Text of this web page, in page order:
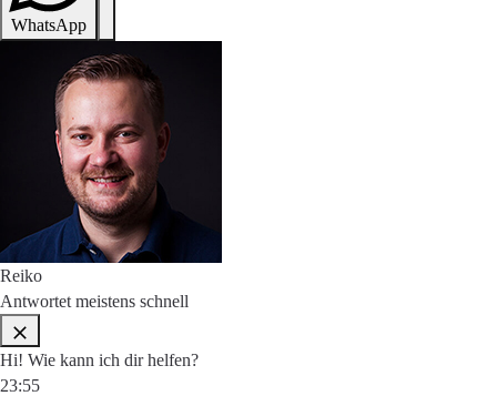
WhatsApp
Reiko
Antwortet meistens schnell
Hi! Wie kann ich dir helfen?
23:55